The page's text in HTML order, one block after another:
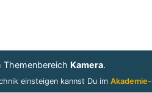
Themenbereich Kamera.
einsteigen kannst Du im